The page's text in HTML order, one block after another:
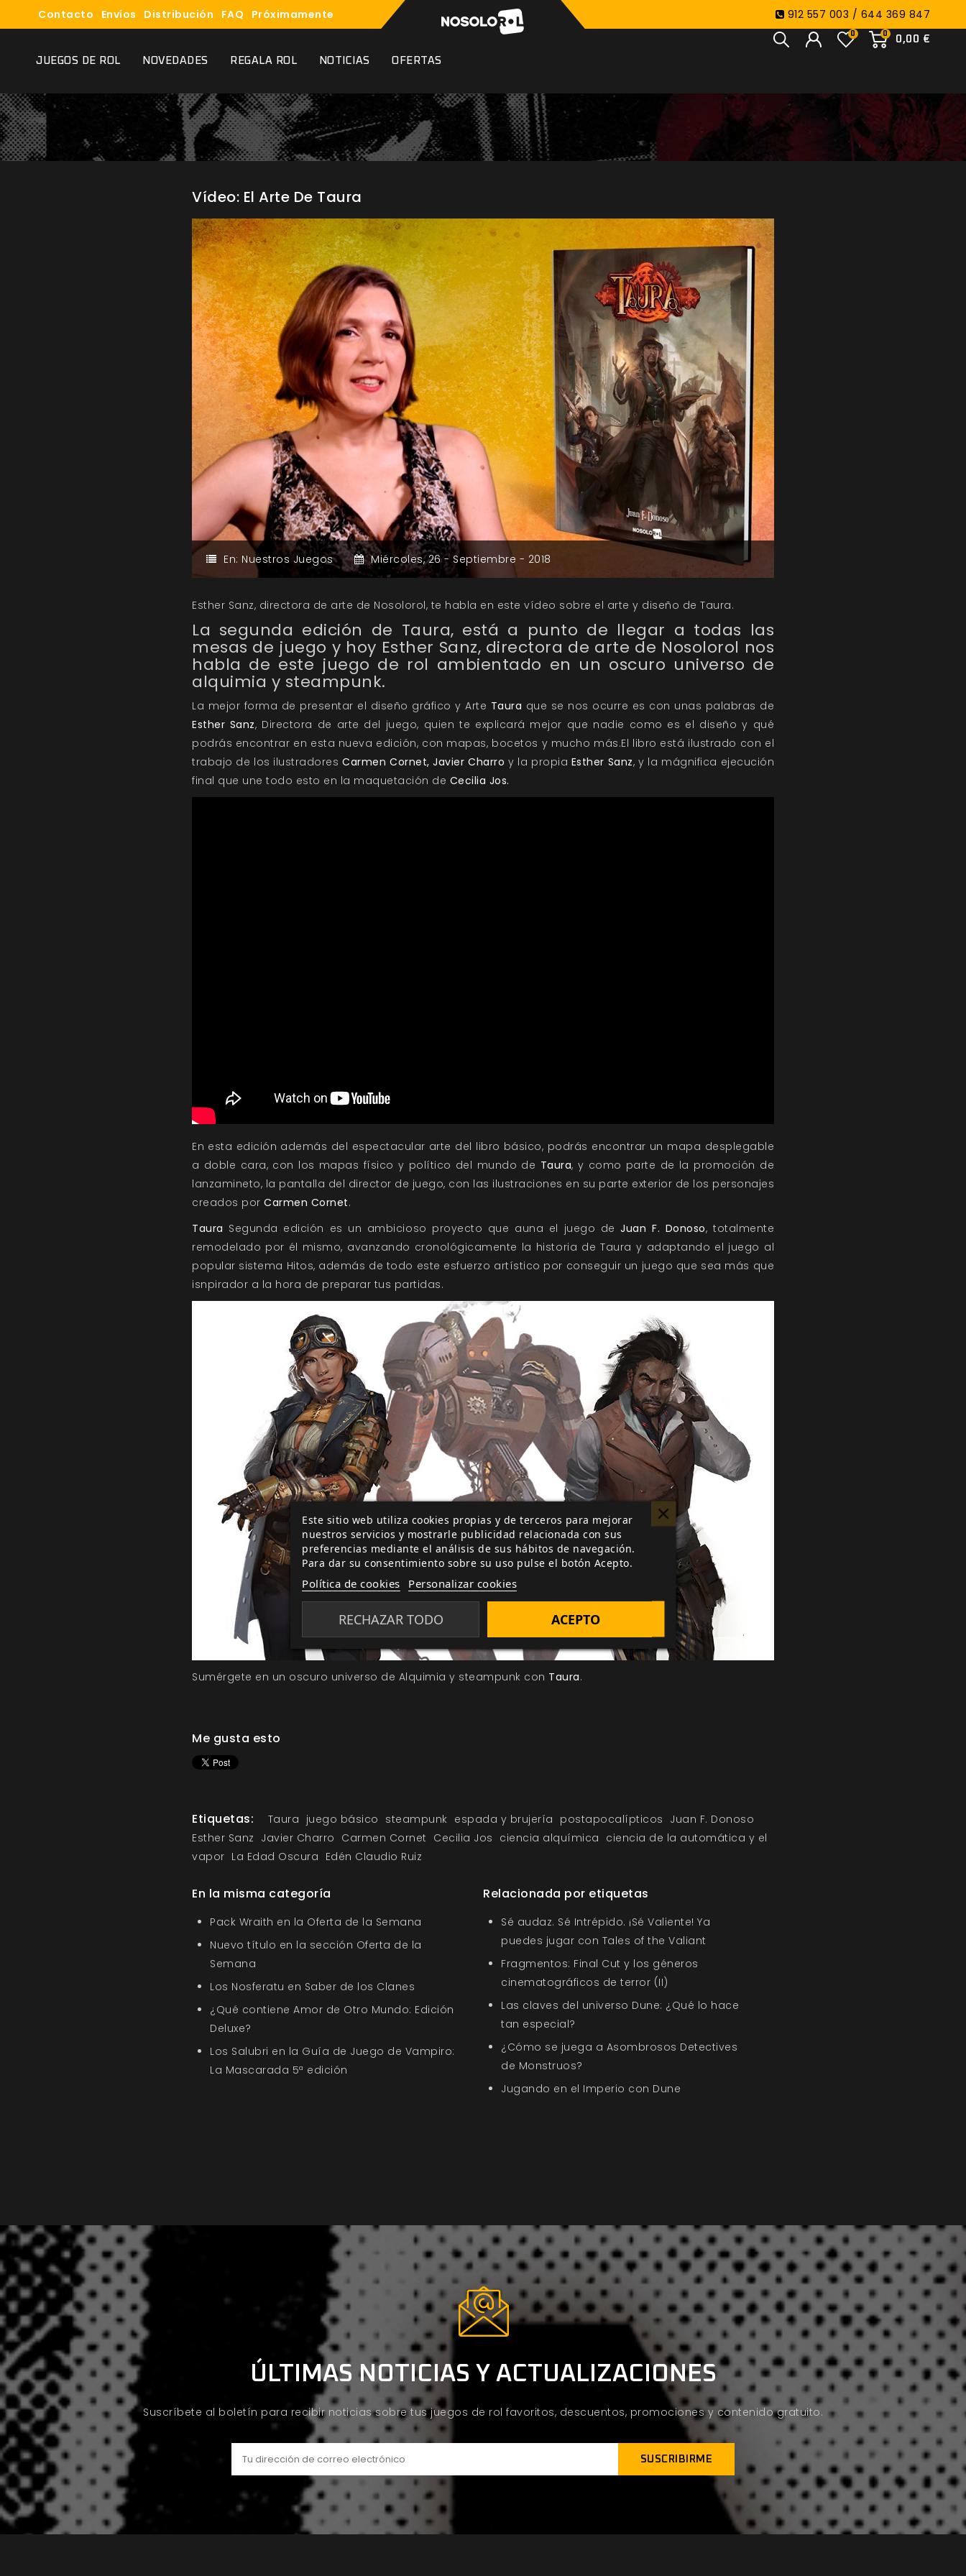
Contacto Envíos Distribución FAQ Próximamente 912 557 003 / 644 369 847
0
0,00 €
0
JUEGOS DE ROL NOVEDADES REGALA ROL NOTICIAS OFERTAS
Vídeo: El Arte De Taura
En: Nuestros Juegos Miércoles,26 - Septiembre - 2018
Esther Sanz, directora de arte de Nosolorol, te habla en este vídeo sobre el arte y diseño de Taura.
La segunda edición de Taura, está a punto de llegar a todas las
mesas de juego y hoy Esther Sanz, directora de arte de Nosolorol nos
habla de este juego de rol ambientado en un oscuro universo de
alquimia y steampunk.
La mejor forma de presentar el diseño gráfico y Arte Taura que se nos ocurre es con unas palabras de
Esther Sanz, Directora de arte del juego, quien te explicará mejor que nadie como es el diseño y qué
podrás encontrar en esta nueva edición, con mapas, bocetos y mucho más.El libro está ilustrado con el
trabajo de los ilustradoresCarmen Cornet, Javier Charro y la propia Esther Sanz, y la mágnifica ejecución
final que une todo esto en la maquetación de Cecilia Jos.
En esta edición además del espectacular arte del libro básico, podrás encontrar un mapa desplegable
a doble cara, con los mapas físico y político del mundo de Taura, y como parte de la promoción de
lanzamineto, la pantalla del director de juego, con las ilustraciones en su parte exterior de los personajes
creados por Carmen Cornet.
Taura Segunda edición es un ambicioso proyecto que auna el juego de Juan F. Donoso, totalmente
remodelado por él mismo, avanzando cronológicamente la historia de Taura y adaptando el juego al
popular sistema Hitos, además de todo este esfuerzo artístico por conseguir un juego que sea más que
isnpirador a la hora de preparar tus partidas.
Sumérgete en un oscuro universo de Alquimia y steampunk con Taura.
Me gusta esto
Etiquetas: Taura juego básico steampunk espada y brujería postapocalípticos Juan F. Donoso
Esther Sanz Javier Charro Carmen Cornet Cecilia Jos ciencia alquímica ciencia de la automática y el
vapor La Edad Oscura Edén Claudio Ruiz
En la misma categoría
Pack Wraith en la Oferta de la Semana
Nuevo título en la sección Oferta de la
Semana
Los Nosferatu en Saber de los Clanes
¿Qué contiene Amor de Otro Mundo: Edición
Deluxe?
Los Salubri en la Guía de Juego de Vampiro:
La Mascarada 5ª edición
Relacionada por etiquetas
Sé audaz. Sé Intrépido. ¡Sé Valiente! Ya
puedes jugar con Tales of the Valiant
Fragmentos: Final Cut y los géneros
cinematográficos de terror (II)
Las claves del universo Dune: ¿Qué lo hace
tan especial?
¿Cómo se juega a Asombrosos Detectives
de Monstruos?
Jugando en el Imperio con Dune
ÚLTIMAS NOTICIAS Y ACTUALIZACIONES
Suscríbete al boletín para recibir noticias sobre tus juegos de rol favoritos, descuentos, promociones y contenido gratuito.
Este sitio web utiliza cookies propias y de terceros para mejorar
nuestros servicios y mostrarle publicidad relacionada con sus
preferencias mediante el análisis de sus hábitos de navegación.
Para dar su consentimiento sobre su uso pulse el botón Acepto.
Política de cookies Personalizar cookies
RECHAZAR TODO ACEPTO